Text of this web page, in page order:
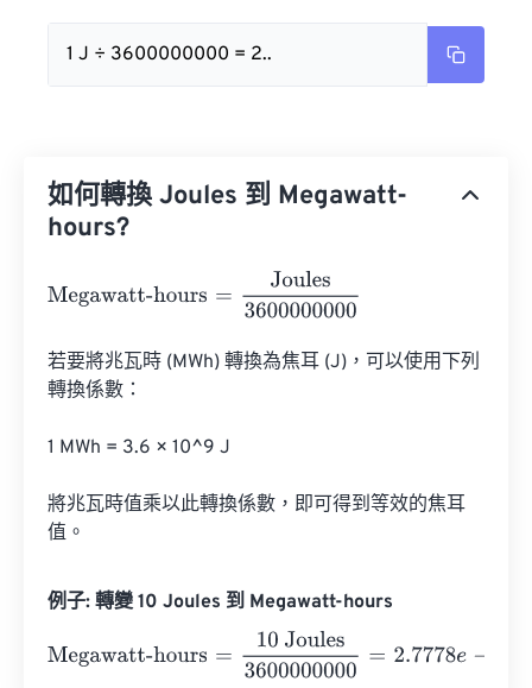
1 J ÷ 3600000000 = 2..
如何轉換 Joules 到 Megawatt-
hours?
Megawatt-hours 3600000000
若要將兆瓦時 (MWh) 轉換為焦耳 (J)，可以使用下列
轉換係數：
1 MWh = 3.6 × 10^9 J
將兆瓦時值乘以此轉換係數，即可得到等效的焦耳
值。
例子: 轉變 10 Joules 到 Megawatt-hours
Megawatt-hours
10 Joules 3600000000= 2.7778